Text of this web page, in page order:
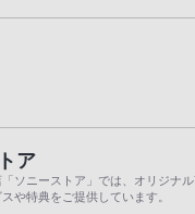
ア
ソニーストア」では、オリジナ
や特典をご提供しています。